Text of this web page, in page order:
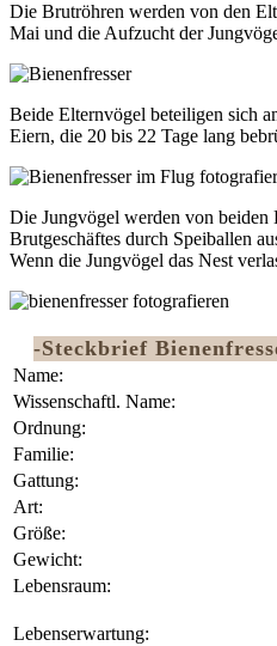
Die Brutröhren werden von den
Mai und die Aufzucht der
Beide Elternvögel beteiligen sich
Eiern, die 20 bis 22 Tage lang
Die Jungvögel werden von beiden
Brutgeschäftes durch Speiballen
Wenn die Jungvögel das Nest
-Steckbrief
Name:
Wissenschaftl. Name:
Ordnung:
Familie:
Gattung:
Art:
Größe:
Gewicht:
Lebensraum:
Lebenserwartung: